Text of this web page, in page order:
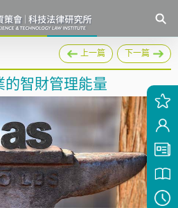
上一篇 下一篇
的智財管理能量